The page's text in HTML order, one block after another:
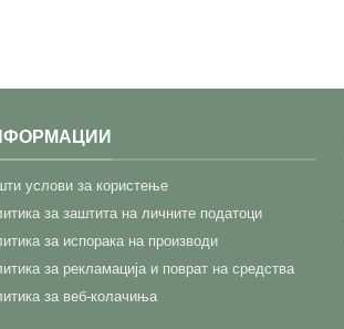
услови за користење
за заштита на личните податоци
за испорака на производи
за рекламација и поврат на средства
за веб-колачиња